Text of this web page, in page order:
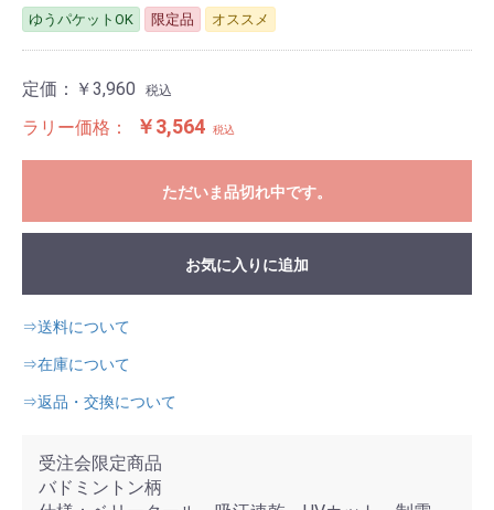
ゆうパケットOK 限定品 オススメ
定価： ￥3,960 税込
ラリー価格： ￥3,564 税込
ただいま品切れ中です。
お気に入りに追加
⇒送料について
⇒在庫について
⇒返品・交換について
受注会限定商品
バドミントン柄